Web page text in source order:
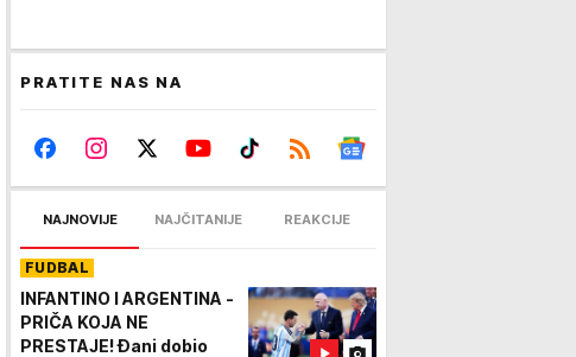
PRATITE NAS NA
NAJNOVIJE NAJČITANIJE REAKCIJE
FUDBAL
INFANTINO I ARGENTINA -
PRIČA KOJA NE
PRESTAJE! Đani dobio